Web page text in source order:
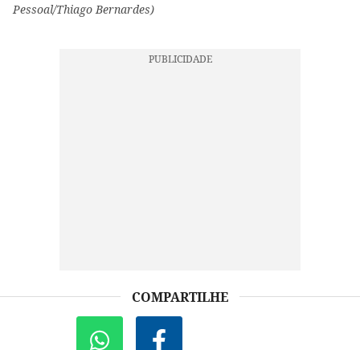
Pessoal/Thiago Bernardes)
COMPARTILHE